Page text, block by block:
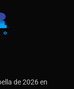
de 2026 en